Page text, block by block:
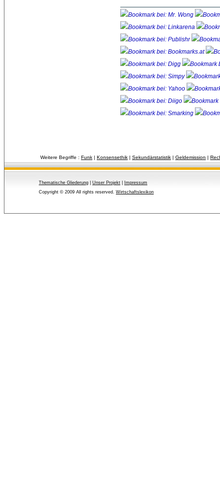
Weitere Begriffe : Funk | Konsensethik | Sekundärstatistik | Geldemission |
Thematische Gliederung Unser Projekt
Impressum
Copyright © 2009 All rights reserved. Wirtschaftslexikon